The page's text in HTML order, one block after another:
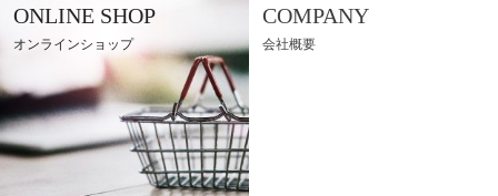
ONLINE SHOP
オンラインショップ
COMPANY
会社概要